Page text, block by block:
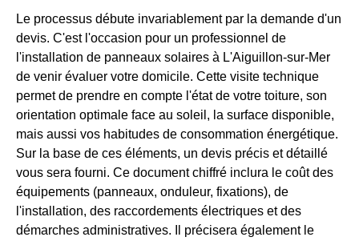
Le processus débute invariablement par la demande d'un
devis. C'est l'occasion pour un professionnel de
l'installation de panneaux solaires à L'Aiguillon-sur-Mer
de venir évaluer votre domicile. Cette visite technique
permet de prendre en compte l'état de votre toiture, son
orientation optimale face au soleil, la surface disponible,
mais aussi vos habitudes de consommation énergétique.
Sur la base de ces éléments, un devis précis et détaillé
vous sera fourni. Ce document chiffré inclura le coût des
équipements (panneaux, onduleur, fixations), de
l'installation, des raccordements électriques et des
démarches administratives. Il précisera également le